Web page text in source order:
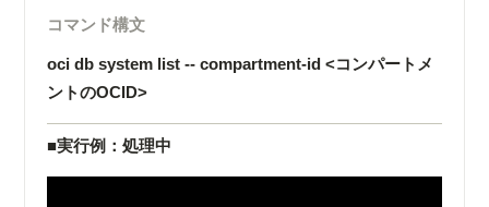
コマンド構文
oci db system list -- compartment-id <コンパートメ
ントのOCID>
■実行例：処理中